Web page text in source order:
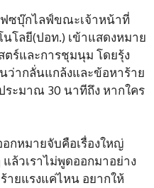
ฟซบุ๊กไลฟ์ขณะเจ้าหน้าที่
โลยี(ปอท.) เข้าแสดงหมาย
ร์และการชุมนุม โดยรุ้ง
ว่ากลั่นแกล้งและข้อหาร้าย
ระมาณ 30 นาทีถึง หากใคร
กหมายจับคือเรื่องใหญ่
ล้วเราไม่พูดออกมาอย่าง
ายแรงแค่ไหน อยากให้